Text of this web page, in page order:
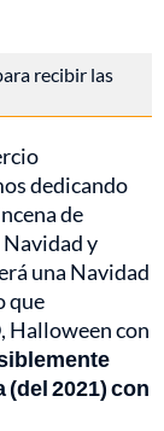
recibir las
dedicando
de
y
una Navidad
que
Halloween con
2021) con